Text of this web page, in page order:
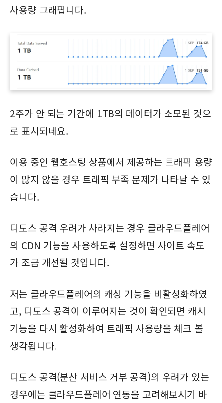
사용량 그래핍니다.
2주가 안 되는 기간에 1TB의 데이터가 소모된 것으
로 표시되네요.
이용 중인 웹호스팅 상품에서 제공하는 트래픽 용량
이 많지 않을 경우 트래픽 부족 문제가 나타날 수 있
습니다.
디도스 공격 우려가 사라지는 경우 클라우드플레어
의 CDN 기능을 사용하도록 설정하면 사이트 속도
가 조금 개선될 것입니다.
저는 클라우드플레어의 캐싱 기능을 비활성화하였
고, 디도스 공격이 이루어지는 것이 확인되면 캐시
기능을 다시 활성화하여 트래픽 사용량을 체크 볼
생각됩니다.
디도스 공격(분산 서비스 거부 공격)의 우려가 있는
경우에는 클라우드플레어 연동을 고려해보시기 바